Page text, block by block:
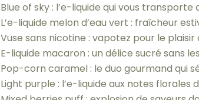
Blue of sky : l’e-liquide qui vous
L’e-liquide melon d’eau vert : fraîcheur
Vuse sans nicotine : vapotez pour le plaisir
E-liquide macaron : un délice sucré sans
Pop-corn caramel : le duo gourmand qui
Light purple : l’e-liquide aux notes florales